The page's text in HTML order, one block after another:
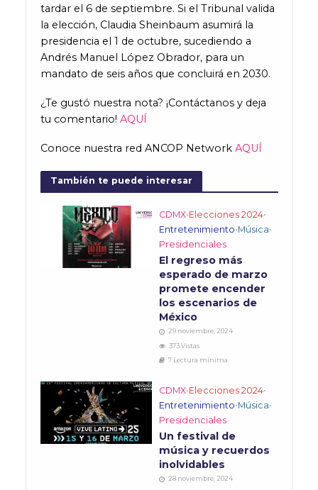
tardar el 6 de septiembre. Si el Tribunal valida
la elección, Claudia Sheinbaum asumirá la
presidencia el 1 de octubre, sucediendo a
Andrés Manuel López Obrador, para un
mandato de seis años que concluirá en 2030.
¿Te gustó nuestra nota? ¡Contáctanos y deja
tu comentario! AQUÍ
Conoce nuestra red ANCOP Network AQUÍ
También te puede interesar
CDMX•Elecciones 2024•
Entretenimiento•Música•
Presidenciales
El regreso más
esperado de marzo
promete encender
los escenarios de
México
29 noviembre, 2024
373 Vistas
7 Lectura mínima
CDMX•Elecciones 2024•
Entretenimiento•Música•
Presidenciales
Un festival de
música y recuerdos
inolvidables
28 noviembre, 2024